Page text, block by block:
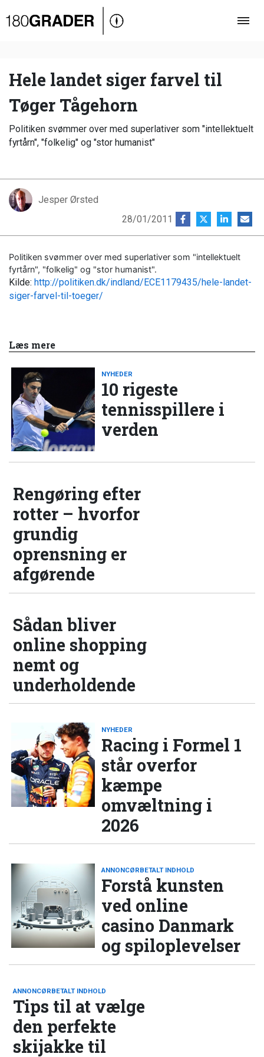
Oversigt
Debat
Video
Podcast
Hele landet siger farvel til
Tøger Tågehorn
Politiken svømmer over med superlativer som "intellektuelt
fyrtårn", "folkelig" og "stor humanist"
Jesper Ørsted
28/01/2011
Politiken svømmer over med superlativer som "intellektuelt
fyrtårn", "folkelig" og "stor humanist".
Kilde: http://politiken.dk/indland/ECE1179435/hele-landet-
siger-farvel-til-toeger/
Læs mere
NYHEDER
10 rigeste
tennisspillere i
verden
Rengøring efter
rotter – hvorfor
grundig
oprensning er
afgørende
Sådan bliver
online shopping
nemt og
underholdende
NYHEDER
Racing i Formel 1
står overfor
kæmpe
omvæltning i
2026
ANNONCØRBETALT INDHOLD
Forstå kunsten
ved online
casino Danmark
og spiloplevelser
ANNONCØRBETALT INDHOLD
Tips til at vælge
den perfekte
skijakke til